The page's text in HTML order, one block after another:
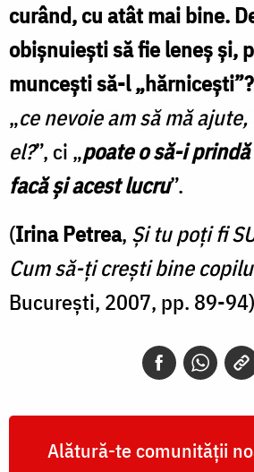
curând, cu atât mai bine.
obișnuiești să fie leneș și,
muncești să-l „hărnicești”?
„ce nevoie am să mă
el?”, ci „poate o să-i
facă și acest lucru”.
(Irina Petrea, Şi tu poţi fi
Cum să-ţi creşti bine
București, 2007, pp. 89-94)
Alătură-te comunității